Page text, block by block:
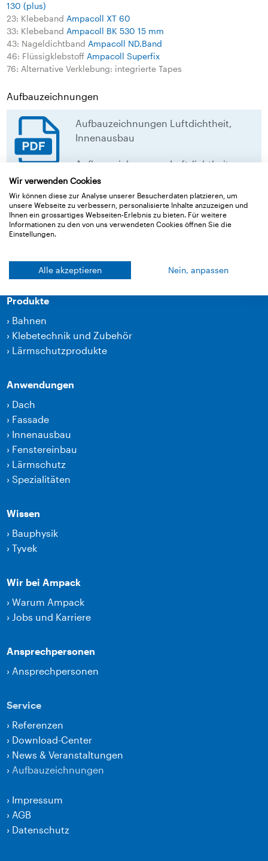
130 (plus)
23: Klebeband Ampacoll XT 60
33: Klebeband Ampacoll BK 530 15 mm
43: Nageldichtband Ampacoll ND.Band
46: Flüssigklebstoff Ampacoll Superfix
76: Alternative Verklebung: integrierte Tapes
Aufbauzeichnungen
Aufbauzeichnungen Luftdichtheit,
Innenausbau
Aufbauzeichnungen Luftdichtheit,
Innenausbau
download
Produkte
› Bahnen
› Klebetechnik und Zubehör
› Lärmschutzprodukte
Anwendungen
› Dach
› Fassade
› Innenausbau
› Fenstereinbau
› Lärmschutz
›Spezialitäten
Wissen
› Bauphysik
›Tyvek
Wir bei Ampack
›Warum Ampack
› Jobs und Karriere
Ansprechpersonen
› Ansprechpersonen
Service
› Referenzen
› Download-Center
› News & Veranstaltungen
› Aufbauzeichnungen
› Impressum
› AGB
› Datenschutz
Wir verwenden Cookies
Wir können diese zur Analyse unserer Besucherdaten platzieren, um
unsere Webseite zu verbessern, personalisierte Inhalte anzuzeigen und
Ihnen ein grossartiges Webseiten-Erlebnis zu bieten. Für weitere
Informationen zu den von uns verwendeten Cookies öffnen Sie die
Einstellungen.
Alle akzeptieren Nein, anpassen